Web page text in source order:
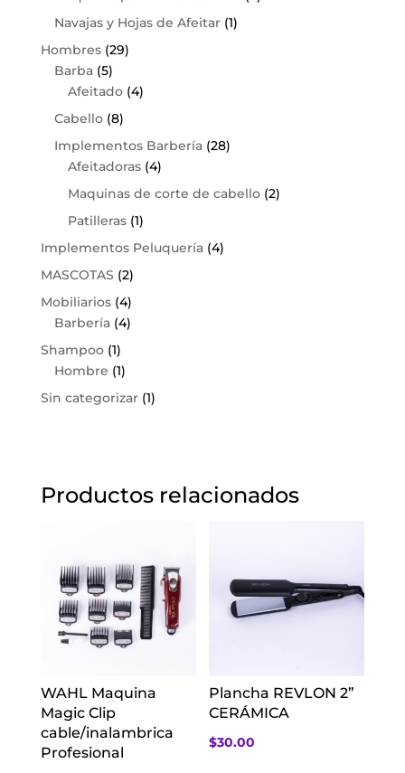
Navajas y Hojas de Afeitar (1)
Hombres (29)
Barba (5)
Afeitado (4)
Cabello (8)
Implementos Barbería (28)
Afeitadoras (4)
Maquinas de corte de cabello (2)
Patilleras (1)
Implementos Peluquería (4)
MASCOTAS (2)
Mobiliarios (4)
Barbería (4)
Shampoo (1)
Hombre (1)
Sin categorizar (1)
Productos relacionados
WAHL Maquina
Magic Clip
cable/inalambrica
Profesional
Plancha REVLON 2”
CERÁMICA
$30.00